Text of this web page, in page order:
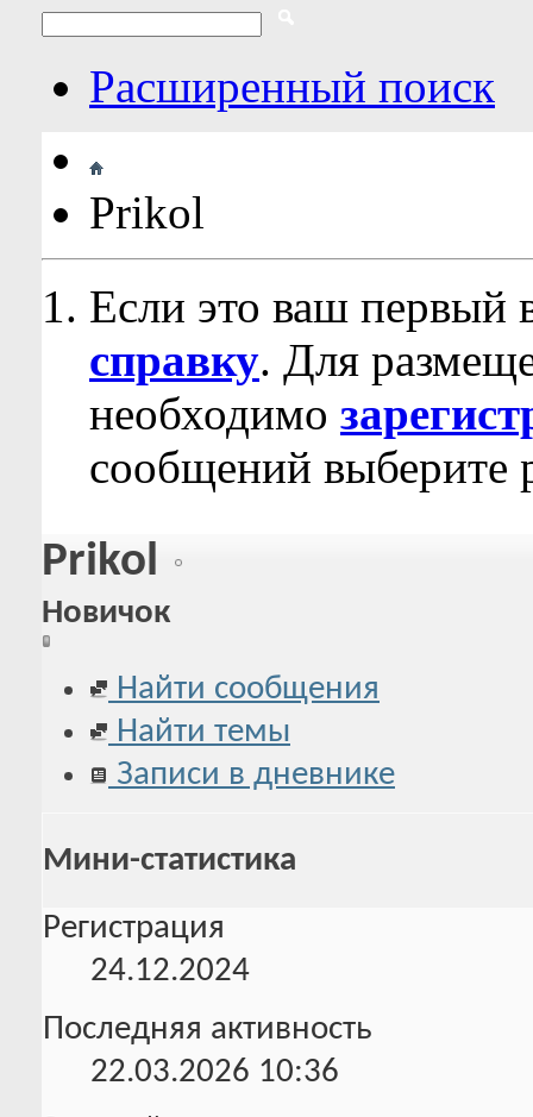
Расширенный поиск
Prikol
Если это ваш первый
справку. Для
необходимо
сообщений выберите
Prikol
Новичок
Найти сообщения
Найти темы
Записи в дневнике
Мини-статистика
Регистрация
24.12.2024
Последняя активность
22.03.2026 10:36